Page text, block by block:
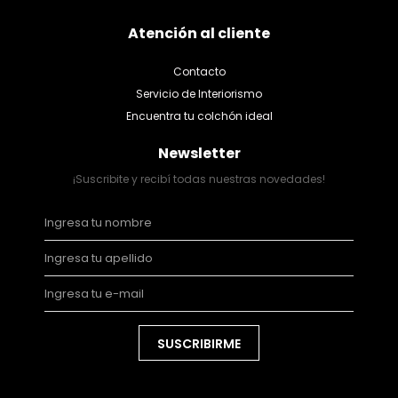
Atención al cliente
Contacto
Servicio de Interiorismo
Encuentra tu colchón ideal
Newsletter
¡Suscribite y recibí todas nuestras novedades!
SUSCRIBIRME